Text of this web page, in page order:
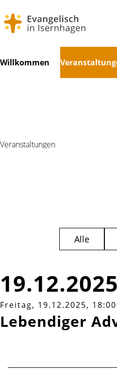
überspringen
Willkommen
Veranstaltungen
19.12.2025
Alle
Freitag, 19.12.2025,
Lebendiger